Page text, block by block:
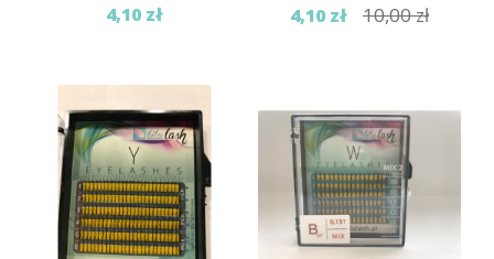
4,10 zł 4,10 zł 10,00 zł